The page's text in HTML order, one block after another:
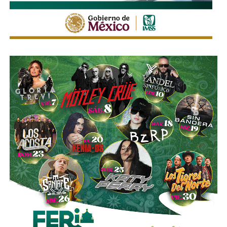
vez se conviertan las obligaciones que compró, lo
que lo convertiría en el mayor accionista individual de
la compañía.
Esa conversión todavía no ocurre: se proyecta para 2027.
Azcárraga ha reducido considerablemente sus acciones
de la compañía, aunque conserva (vía un fideicomiso
familiar y una clase especial de acciones) el control formal
del voto de la empresa, independientemente de cuánto
capital tenga cada quien. En resumidas cuentas, aunque
Emilio Azcárraga tiene el poder de decisión,el mismo
financiero que reparte el control de El Realito con los
dos hombres más poderosos de Televisa está, al
mismo tiempo, camino a convertirse en el mayor
dueño accionario de la propia televisora.